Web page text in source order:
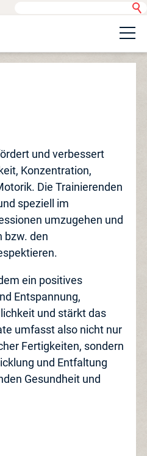
und verbessert
Konzentration,
Die Trainierenden
speziell im
umzugehen und
bzw. den
ein positives
Entspannung,
und stärkt das
umfasst also nicht nur
Fertigkeiten, sondern
und Entfaltung
Gesundheit und